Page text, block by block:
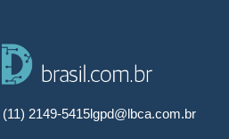
2149-5415lgpd@lbca.com.br